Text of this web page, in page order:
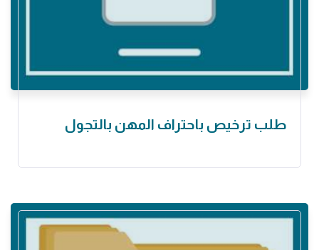
طلب ترخيص باحتراف المهن بالتجول